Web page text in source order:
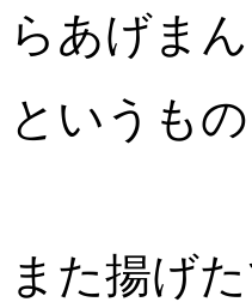
らあげまん
というも
また揚げ